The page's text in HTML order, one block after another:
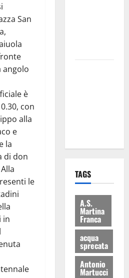
San
angolo
è
con
alla
e
la
di don
le
in
TAGS
A.S.
Martina
Franca
acqua
sprecata
Antonio
Martucci